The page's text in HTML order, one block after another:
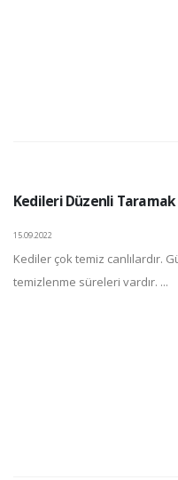
Kedileri Düzenli
15.09.2022
Kediler çok temiz canlılardır.
temizlenme süreleri vardır. ...